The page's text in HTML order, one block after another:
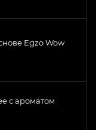
Egzo Wow
с ароматом